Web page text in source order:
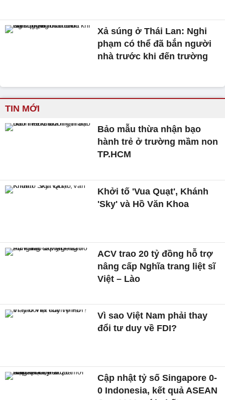
Xả súng ở Thái Lan: Nghi
phạm có thể đã bắn người
nhà trước khi đến trường
TIN MỚI
Bảo mẫu thừa nhận bạo
hành trẻ ở trường mầm non
TP.HCM
Khởi tố 'Vua Quạt', Khánh
'Sky' và Hồ Văn Khoa
ACV trao 20 tỷ đồng hỗ trợ
nâng cấp Nghĩa trang liệt sĩ
Việt – Lào
Vì sao Việt Nam phải thay
đổi tư duy về FDI?
Cập nhật tỷ số Singapore 0-
0 Indonesia, kết quả ASEAN